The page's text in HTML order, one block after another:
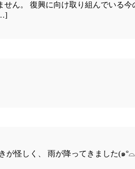
ん。 復興に向け取り組んでいる
が怪しく、 雨が降ってきました(